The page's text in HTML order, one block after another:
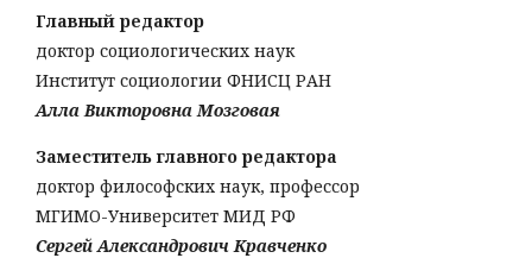
Главный редактор
доктор социологических наук
Институт социологии ФНИСЦ РАН
Алла Викторовна Мозговая
Заместитель главного редактора
доктор философских наук, профессор
МГИМО-Университет МИД РФ
Сергей Александрович Кравченко